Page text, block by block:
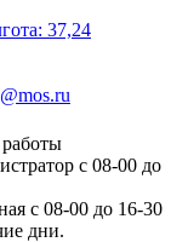
37,24
с 08-00 до
00
с 08-00 до 16-30
дни.